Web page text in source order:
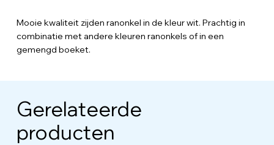
Mooie kwaliteit zijden ranonkel in de kleur wit. Prachtig in
combinatie met andere kleuren ranonkels of in een
gemengd boeket.
Gerelateerde
producten